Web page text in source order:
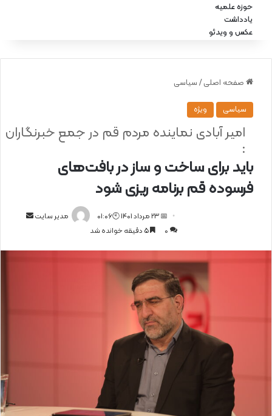
حوزه علمیه
یادداشت
عکس و ویدئو
صفحه اصلی / سیاسی
سیاسی ویژه
باید برای ساخت و ساز در بافت‌های
فرسوده قم برنامه ریزی شود
امیر آبادی نماینده مردم قم در جمع خبرنگاران
:
مدیر سایت
📅 23 مرداد 1401 🕙01:06
0